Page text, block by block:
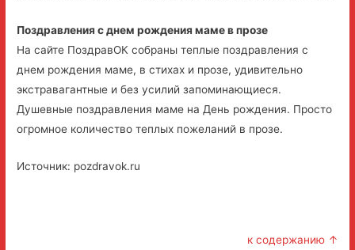
Поздравления с днем рождения маме в прозе
На сайте ПоздравОК собраны теплые поздравления с
днем рождения маме, в стихах и прозе, удивительно
экстравагантные и без усилий запоминающиеся.
Душевные поздравления маме на День рождения. Просто
огромное количество теплых пожеланий в прозе.
Источник: pozdravok.ru
к содержанию ↑